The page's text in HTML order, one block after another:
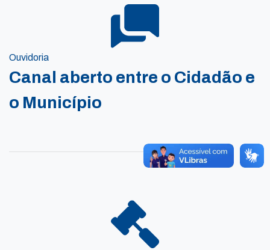
Ouvidoria
Canal aberto entre o Cidadão e
o Município